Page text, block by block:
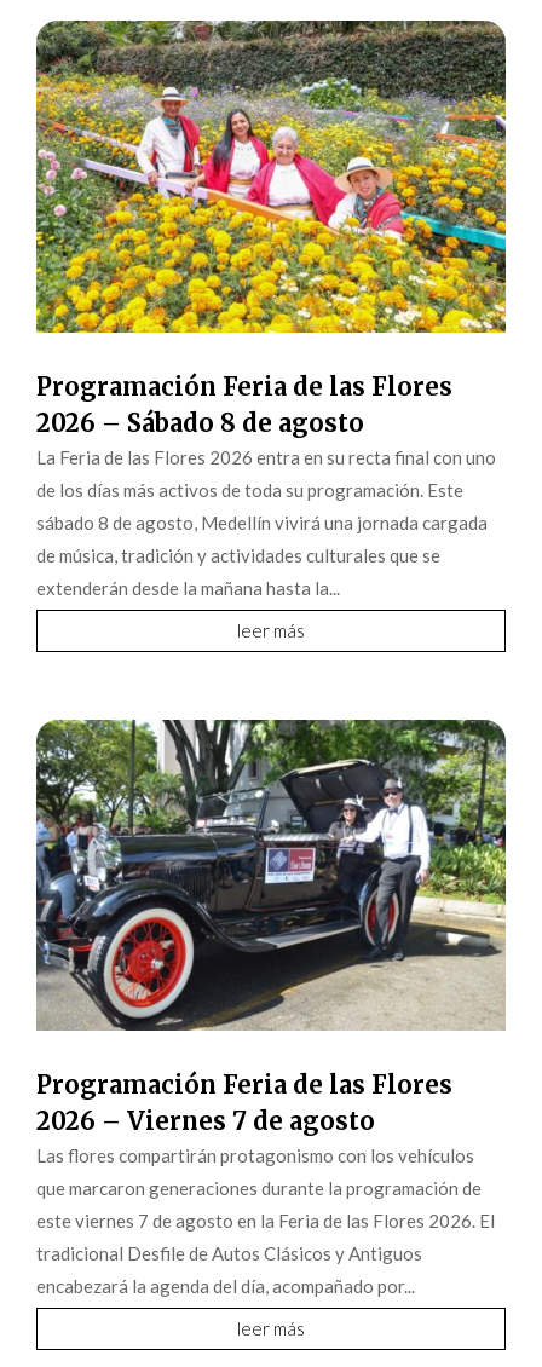
Programación Feria de las Flores
2026 – Sábado 8 de agosto
La Feria de las Flores 2026 entra en su recta final con uno
de los días más activos de toda su programación. Este
sábado 8 de agosto, Medellín vivirá una jornada cargada
de música, tradición y actividades culturales que se
extenderán desde la mañana hasta la...
leer más
Programación Feria de las Flores
2026 – Viernes 7 de agosto
Las flores compartirán protagonismo con los vehículos
que marcaron generaciones durante la programación de
este viernes 7 de agosto en la Feria de las Flores 2026. El
tradicional Desfile de Autos Clásicos y Antiguos
encabezará la agenda del día, acompañado por...
leer más